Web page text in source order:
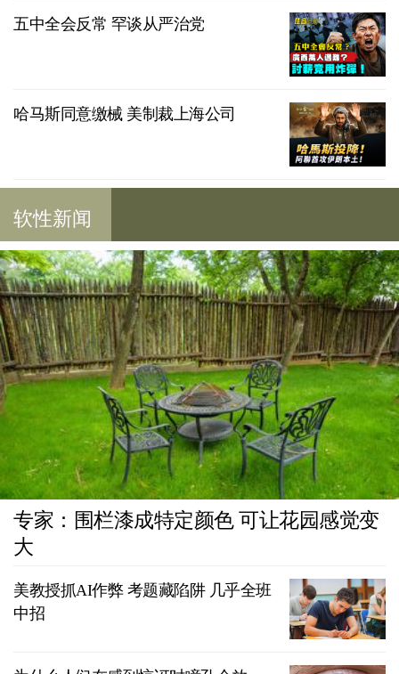
五中全会反常 罕谈从严治党
哈马斯同意缴械 美制裁上海公司
软性新闻
专家：围栏漆成特定颜色 可让花园感觉变
大
美教授抓AI作弊 考题藏陷阱 几乎全班
中招